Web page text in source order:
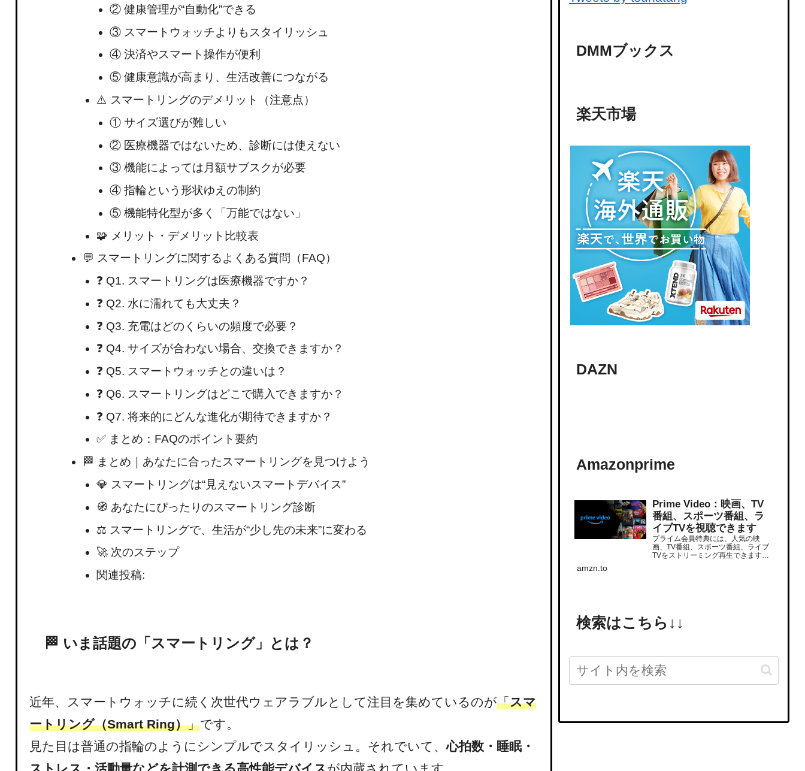
② 健康管理が“自動化”できる
③ スマートウォッチよりもスタイリッシュ
④ 決済やスマート操作が便利
⑤ 健康意識が高まり、生活改善につながる
⚠️ スマートリングのデメリット（注意点）
① サイズ選びが難しい
② 医療機器ではないため、診断には使えない
③ 機能によっては月額サブスクが必要
④ 指輪という形状ゆえの制約
⑤ 機能特化型が多く「万能ではない」
🧩 メリット・デメリット比較表
💬 スマートリングに関するよくある質問（FAQ）
❓ Q1. スマートリングは医療機器ですか？
❓ Q2. 水に濡れても大丈夫？
❓ Q3. 充電はどのくらいの頻度で必要？
❓ Q4. サイズが合わない場合、交換できますか？
❓ Q5. スマートウォッチとの違いは？
❓ Q6. スマートリングはどこで購入できますか？
❓ Q7. 将来的にどんな進化が期待できますか？
✅ まとめ：FAQのポイント要約
🏁 まとめ｜あなたに合ったスマートリングを見つけよう
💎 スマートリングは“見えないスマートデバイス”
🧭 あなたにぴったりのスマートリング診断
⚖️ スマートリングで、生活が“少し先の未来”に変わる
🚀 次のステップ
関連投稿:
🏁 いま話題の「スマートリング」とは？
近年、スマートウォッチに続く次世代ウェアラブルとして注目を集めているのが「スマ
ートリング（Smart Ring）」です。
見た目は普通の指輪のようにシンプルでスタイリッシュ。それでいて、心拍数・睡眠・
ストレス・活動量などを計測できる高性能デバイス が内蔵されています。
DMMブックス
楽天市場
DAZN
Amazonprime
Prime Video：映画、TV
番組、スポーツ番組、ラ
イブTVを視聴できます
プライム会員特典には、人気の映
画、TV番組、スポーツ番組、ライブ
TVをストリーミング再生できます。
amzn.to
検索はこちら↓↓